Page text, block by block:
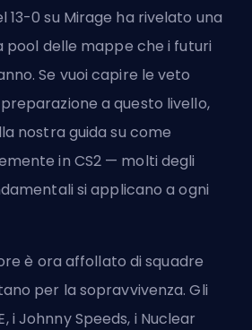
13-0 su Mirage ha rivelato una
pool delle mappe che i futuri
Se vuoi capire le veto
a questo livello,
nostra guida su come
in CS2 — molti degli
si applicano a ogni
è ora affollato di squadre
per la sopravvivenza. Gli
i Johnny Speeds, i Nuclear